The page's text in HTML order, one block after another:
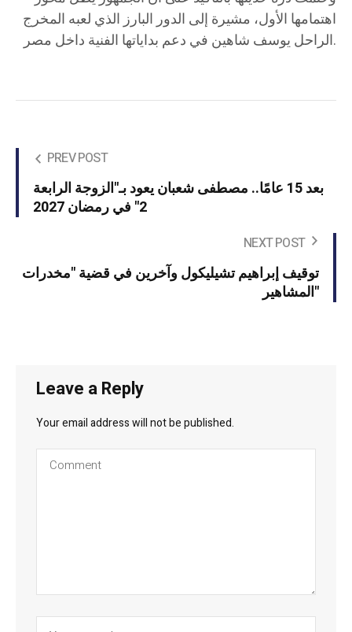
اهتمامها الأول، مشيرة إلى الدور البارز الذي لعبه المخرج
الراحل يوسف شاهين في دعم بداياتها الفنية داخل مصر.
PREV POST
بعد 15 عامًا.. مصطفى شعبان يعود بـ"الزوجة الرابعة
2" في رمضان 2027
NEXT POST
توقيف إبراهيم تشيليكول وآخرين في قضية "مخدرات
المشاهير"
Leave a Reply
Your email address will not be published.